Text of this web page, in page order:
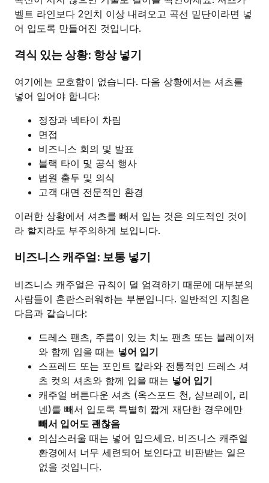
벨트 라인보다 2인치 이상 내려오고 곡선 밑단이라면 넣
어 입도록 만들어진 것입니다.
격식 있는 상황: 항상 넣기
여기에는 모호함이 없습니다. 다음 상황에서는 셔츠를
넣어 입어야 합니다:
정장과 넥타이 차림
면접
비즈니스 회의 및 발표
블랙 타이 및 공식 행사
법원 출두 및 의식
고객 대면 전문적인 환경
이러한 상황에서 셔츠를 빼서 입는 것은 의도적인 것이
라 할지라도 부주의하게 보입니다.
비즈니스 캐주얼: 보통 넣기
비즈니스 캐주얼은 규칙이 덜 엄격하기 때문에 대부분의
사람들이 혼란스러워하는 부분입니다. 일반적인 지침은
다음과 같습니다:
드레스 팬츠, 주름이 있는 치노 팬츠 또는 블레이저
와 함께 입을 때는 넣어 입기
스프레드 또는 포인트 칼라와 전통적인 드레스 셔
츠 컷의 셔츠와 함께 입을 때는 넣어 입기
캐주얼 버튼다운 셔츠 (옥스포드 천, 샴브레이, 리
넨)를 빼서 입도록 특별히 짧게 재단한 경우에만
빼서 입어도 괜찮음
의심스러울 때는 넣어 입으세요. 비즈니스 캐주얼
환경에서 너무 세련되어 보인다고 비판받는 일은
없을 것입니다.